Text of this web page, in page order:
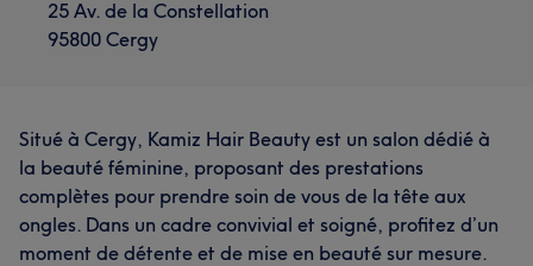
25 Av. de la Constellation
95800 Cergy
Situé à Cergy, Kamiz Hair Beauty est un salon dédié à
la beauté féminine, proposant des prestations
complètes pour prendre soin de vous de la tête aux
ongles. Dans un cadre convivial et soigné, profitez d’un
moment de détente et de mise en beauté sur mesure.